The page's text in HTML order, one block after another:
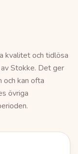
kvalitet och tidlösa
Stokke. Det ger
och kan ofta
övriga